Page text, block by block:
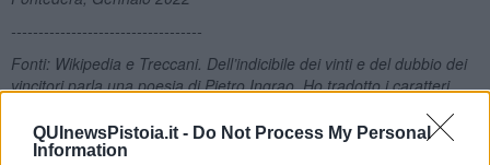
QUInewsPistoia.it - Do Not Process My Personal
Information
-----------------------------------
Fonti: Wikipedia e Treccani. Dell’indicibile dei vinti e del dubbio dei
vincitori parla una poesia di Pietro Ingrao. Ho tradotto i caratteri
perché non conosco il greco antico. E, se per questo, nemmeno
quello moderno. Scusate.